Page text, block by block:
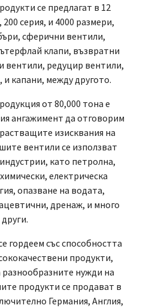
се предлагат в 12
серия, и 4000 размери,
сферични вентили,
клапи, възвратни
вентили, редуцир вентили,
капани, между другото.
от 80,000 тона е
ангажимент да отговорим
изисквания на
вентили се използват
като петролна,
електрическа
опазване на водата,
дренаж, и много
други.
гордеем със способността
продукти,
нужди на
продукти се продават в
Германия, Англия,